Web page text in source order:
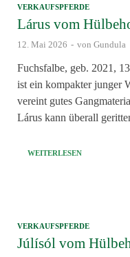
VERKAUFSPFERDE
Lárus vom
12. Mai 2026 - von Gundula
Fuchsfalbe, geb. 2021,
ist ein kompakter junger
vereint gutes
Lárus kann überall
WEITERLESEN
VERKAUFSPFERDE
Júlísól vom